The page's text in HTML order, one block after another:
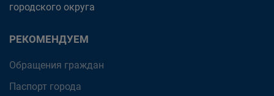
городского округа
РЕКОМЕНДУЕМ
Обращения граждан
Паспорт города